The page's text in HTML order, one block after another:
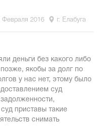
Февраля 2016 г. Елабуга
деньги без какого либо
якобы за долг по
у нас нет, этому было
суд
приставы такие
снимать